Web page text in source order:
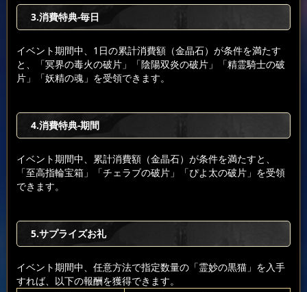
3.消費特典-毎日
イベント期間中、1日の累計消費額（金晶石）が条件を満たす
と、「冥界の毒火の破片」「陰陽双炎の破片」「精霊騎士の破
片」「妖精の魂」を受領できます。
4.消費特典-期間
イベント期間中、累計消費額（金晶石）が条件を満たすと、
「至高指輪宝箱」「チェラブの破片」「ぴよ太の破片」を受領
できます。
5.サプライズお礼
イベント期間中、任意方法で指定数量の「霊妙の黒猫」を入手
すれば、以下の報酬を獲得できます。